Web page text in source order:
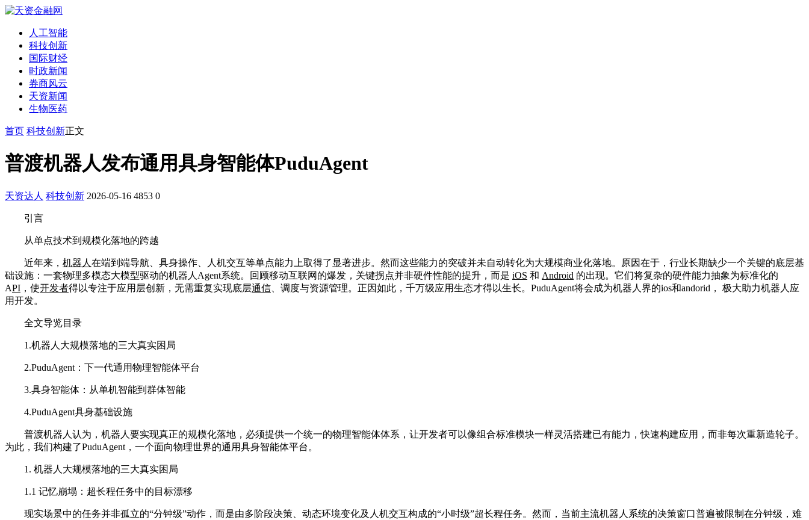
人工智能
科技创新
国际财经
时政新闻
券商风云
天资新闻
生物医药
首页 科技创新正文
普渡机器人发布通用具身智能体PuduAgent
天资达人 科技创新 2026-05-16 4853 0
引言
从单点技术到规模化落地的跨越
近年来， 机器人 在端到端导航、具身操作、人机交互等单点能力上取得了显著进步。然而这些能力的突破并未自动转化为大规模商业化落地。原因在于，行业长期缺少一个关键的底层基
础设施：一套物理多模态大模型驱动的机器人Agent系统。回顾移动互联网的爆发，关键拐点并非硬件性能的提升，而是 iOS 和 Android 的出现。它们将复杂的硬件能力抽象为标准化的
API ，使开发者得以专注于应用层创新，无需重复实现底层通信 、调度与资源管理。正因如此，千万级应用生态才得以生长。PuduAgent将会成为机器人界的ios和andorid， 极大助力机器人应
用开发。
全文导览目录
1.机器人大规模落地的三大真实困局
2.PuduAgent：下一代通用物理智能体平台
3.具身智能体：从单机智能到群体智能
4.PuduAgent具身基础设施
普渡机器人认为，机器人要实现真正的规模化落地，必须提供一个统一的物理智能体体系，让开发者可以像组合标准模块一样灵活搭建已有能力，快速构建应用，而非每次重新造轮子。
为此，我们构建了PuduAgent，一个面向物理世界的通用具身智能体平台。
1. 机器人大规模落地的三大真实困局
1.1 记忆崩塌：超长程任务中的目标漂移
现实场景中的任务并非孤立的“分钟级”动作，而是由多阶段决策、动态环境变化及人机交互构成的“小时级”超长程任务。然而，当前主流机器人系统的决策窗口普遍被限制在分钟级，难